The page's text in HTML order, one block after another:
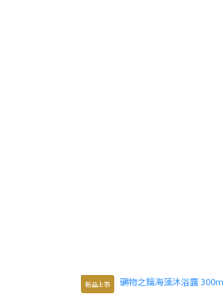
新品上市